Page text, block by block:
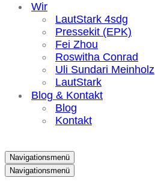
Wir
LautStark 4sdg
Pressekit (EPK)
Fei Zhou
Roswitha Conrad
Uli Sundari Meinholz
LautStark
Blog & Kontakt
Blog
Kontakt
Navigationsmenü
Navigationsmenü